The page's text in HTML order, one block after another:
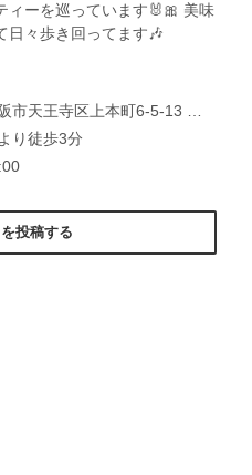
ィーを巡っています🐰🎀 美味
日々歩き回ってます🎶
：大阪府大阪市天王寺区上本町6-5-13 上本町YUFURA 5F
り徒歩3分
投稿する